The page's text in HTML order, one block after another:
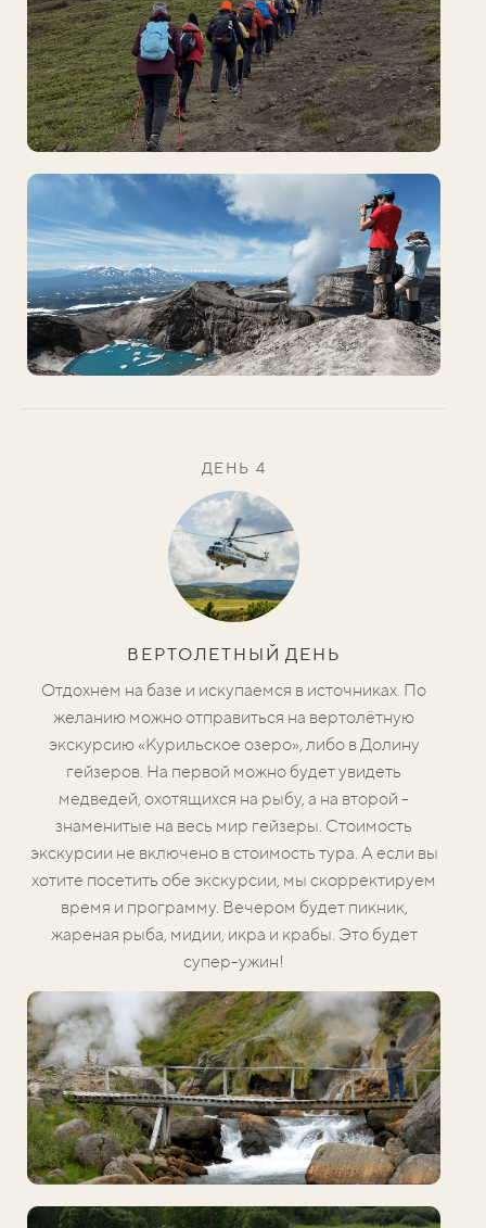
ДЕНЬ 4
ВЕРТОЛЕТНЫЙ ДЕНЬ
Отдохнем на базе и искупаемся в источниках. По
желанию можно отправиться на вертолётную
экскурсию «Курильское озеро», либо в Долину
гейзеров. На первой можно будет увидеть
медведей, охотящихся на рыбу, а на второй -
знаменитые на весь мир гейзеры. Стоимость
экскурсии не включено в стоимость тура. А если вы
хотите посетить обе экскурсии, мы скорректируем
время и программу. Вечером будет пикник,
жареная рыба, мидии, икра и крабы. Это будет
супер-ужин!